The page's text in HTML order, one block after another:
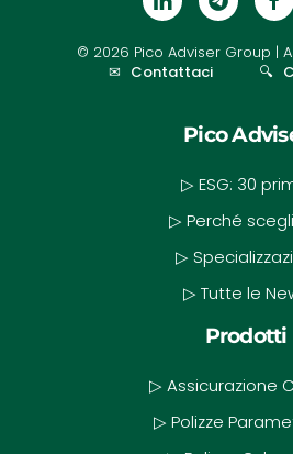
© 2026 Pico Adviser Group |
✉ Contattaci 🔍
Pico
▷ ESG: 30
▷ Perché
▷
▷ Tutte le
Prodotti
▷ Assicurazione
▷ Polizze